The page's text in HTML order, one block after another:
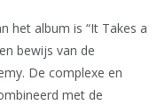
het album is “It Takes a
bewijs van de
De complexe en
met de